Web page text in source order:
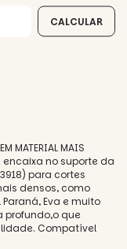
CALCULAR
MATERIAL MAIS
encaixa no suporte da
para cortes
densos, como
Eva e muito
profundo,o que
Compatível